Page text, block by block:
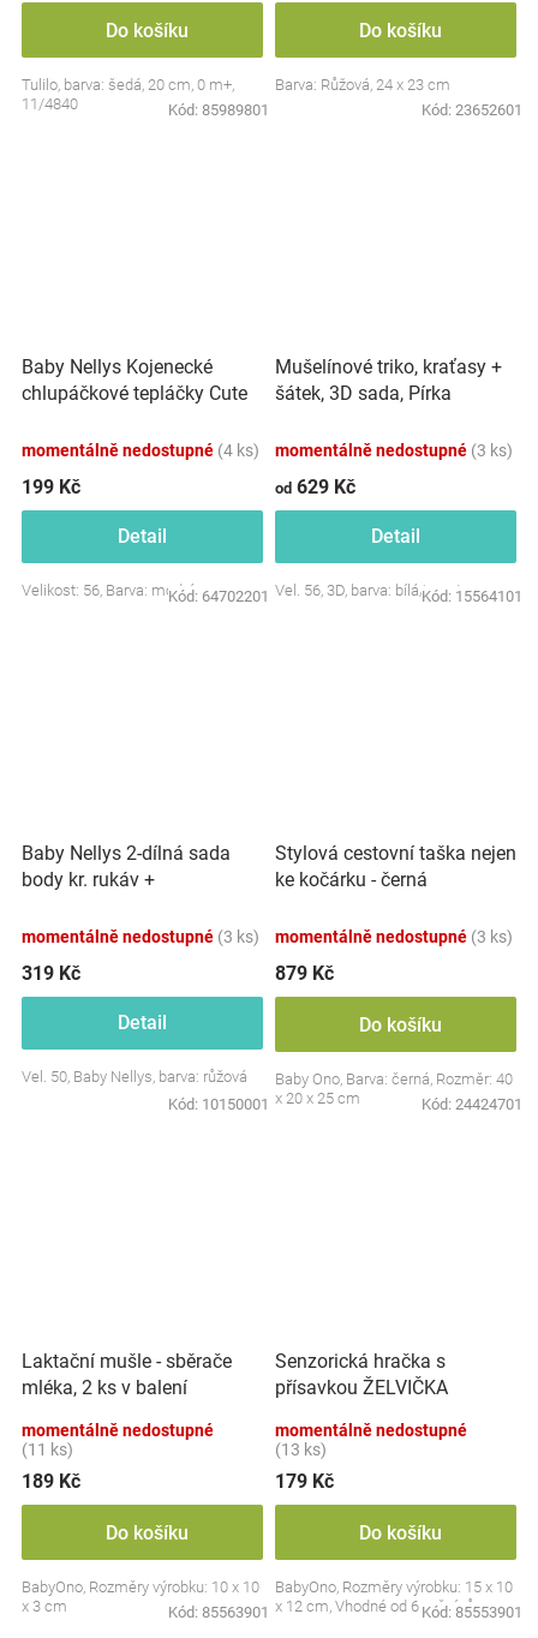
Do košíku
Tulilo, barva: šedá, 20 cm, 0 m+,
11/4840
Kód: 85989801
Do košíku
Barva: Růžová, 24 x 23 cm
Kód: 23652601
Baby Nellys Kojenecké
chlupáčkové tepláčky Cute
momentálně nedostupné (4 ks)
199 Kč
Detail
Velikost: 56, Barva: modrá
Kód: 64702201
Mušelínové triko, kraťasy +
šátek, 3D sada, Pírka
momentálně nedostupné (3 ks)
od 629 Kč
Detail
Vel. 56, 3D, barva: bílá/smetana
Kód: 15564101
Baby Nellys 2-dílná sada
body kr. rukáv +
Little Star
momentálně nedostupné (3 ks)
319 Kč
Detail
Vel. 50, Baby Nellys, barva: růžová
Kód: 10150001
Stylová cestovní taška nejen
ke kočárku - černá
momentálně nedostupné (3 ks)
879 Kč
Do košíku
Baby Ono, Barva: černá, Rozměr: 40
x 20 x 25 cm
Kód: 24424701
Laktační mušle - sběrače
mléka, 2 ks v balení
momentálně nedostupné
(11 ks)
189 Kč
Do košíku
BabyOno, Rozměry výrobku: 10 x 10
x 3 cm
Kód: 85563901
Senzorická hračka s
přísavkou ŽELVIČKA
momentálně nedostupné
(13 ks)
179 Kč
Do košíku
BabyOno, Rozměry výrobku: 15 x 10
x 12 cm, Vhodné od 6 měsíců
Kód: 85553901